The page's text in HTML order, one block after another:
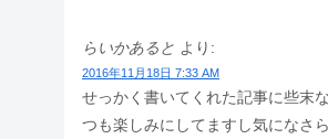
らいかあると より:
2016年11月18日 7:33 AM
せっかく書いてくれた記事に些末
つも楽しみにしてますし気になさ